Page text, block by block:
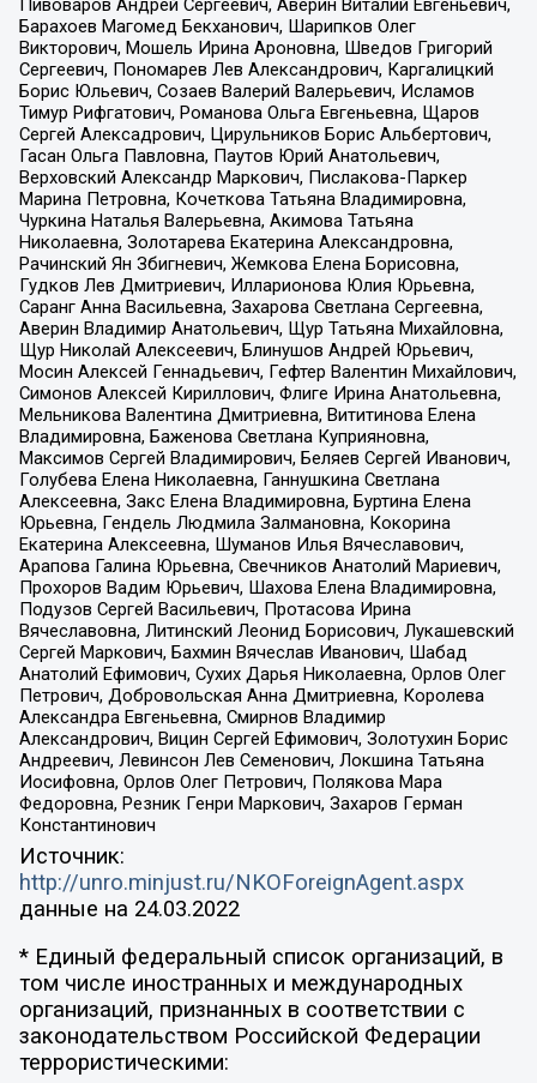
Пивоваров Андрей Сергеевич, Аверин Виталий Евгеньевич,
Барахоев Магомед Бекханович, Шарипков Олег
Викторович, Мошель Ирина Ароновна, Шведов Григорий
Сергеевич, Пономарев Лев Александрович, Каргалицкий
Борис Юльевич, Созаев Валерий Валерьевич, Исламов
Тимур Рифгатович, Романова Ольга Евгеньевна, Щаров
Сергей Алексадрович, Цирульников Борис Альбертович,
Гасан Ольга Павловна, Паутов Юрий Анатольевич,
Верховский Александр Маркович, Пислакова-Паркер
Марина Петровна, Кочеткова Татьяна Владимировна,
Чуркина Наталья Валерьевна, Акимова Татьяна
Николаевна, Золотарева Екатерина Александровна,
Рачинский Ян Збигневич, Жемкова Елена Борисовна,
Гудков Лев Дмитриевич, Илларионова Юлия Юрьевна,
Саранг Анна Васильевна, Захарова Светлана Сергеевна,
Аверин Владимир Анатольевич, Щур Татьяна Михайловна,
Щур Николай Алексеевич, Блинушов Андрей Юрьевич,
Мосин Алексей Геннадьевич, Гефтер Валентин Михайлович,
Симонов Алексей Кириллович, Флиге Ирина Анатольевна,
Мельникова Валентина Дмитриевна, Вититинова Елена
Владимировна, Баженова Светлана Куприяновна,
Максимов Сергей Владимирович, Беляев Сергей Иванович,
Голубева Елена Николаевна, Ганнушкина Светлана
Алексеевна, Закс Елена Владимировна, Буртина Елена
Юрьевна, Гендель Людмила Залмановна, Кокорина
Екатерина Алексеевна, Шуманов Илья Вячеславович,
Арапова Галина Юрьевна, Свечников Анатолий Мариевич,
Прохоров Вадим Юрьевич, Шахова Елена Владимировна,
Подузов Сергей Васильевич, Протасова Ирина
Вячеславовна, Литинский Леонид Борисович, Лукашевский
Сергей Маркович, Бахмин Вячеслав Иванович, Шабад
Анатолий Ефимович, Сухих Дарья Николаевна, Орлов Олег
Петрович, Добровольская Анна Дмитриевна, Королева
Александра Евгеньевна, Смирнов Владимир
Александрович, Вицин Сергей Ефимович, Золотухин Борис
Андреевич, Левинсон Лев Семенович, Локшина Татьяна
Иосифовна, Орлов Олег Петрович, Полякова Мара
Федоровна, Резник Генри Маркович, Захаров Герман
Константинович
Источник:
http://unro.minjust.ru/NKOForeignAgent.aspx
данные на 24.03.2022
* Единый федеральный список организаций, в
том числе иностранных и международных
организаций, признанных в соответствии с
законодательством Российской Федерации
террористическими: